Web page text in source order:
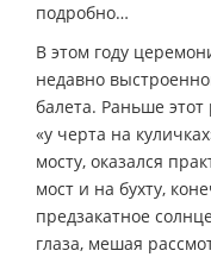
подробно…
В этом году
недавно
балета. Раньше
«у черта на
мосту, оказался
мост и на бухту,
предзакатное
глаза, мешая